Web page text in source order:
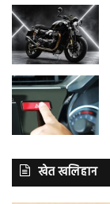
खेत खलिहान